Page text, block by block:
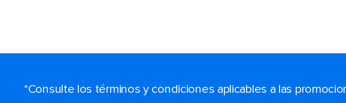
*Consulte los términos y condiciones aplicables a las